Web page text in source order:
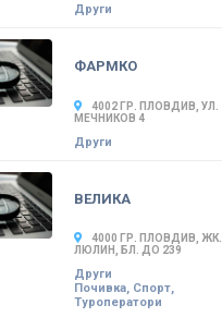
Други
ФАРМКО
4002 ГР. ПЛОВДИВ, УЛ.
МЕЧНИКОВ 4
Други
ВЕЛИКА
4000 ГР. ПЛОВДИВ, ЖК.
ЛЮЛИН, БЛ. ДО 239
Други
Почивка, Спорт,
Туроператори